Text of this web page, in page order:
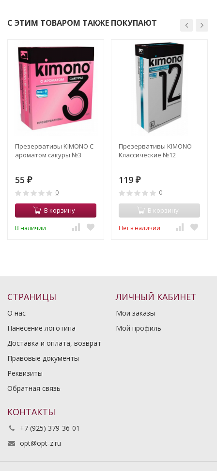
С ЭТИМ ТОВАРОМ ТАКЖЕ ПОКУПАЮТ
Презервативы KIMONO С
ароматом сакуры №3
55 ₽
0
В корзину
В наличии
Презервативы KIMONO
Классические №12
119 ₽
0
В корзину
Нет в наличии
СТРАНИЦЫ
О нас
Нанесение логотипа
Доставка и оплата, возврат
Правовые документы
Реквизиты
Обратная связь
ЛИЧНЫЙ КАБИНЕТ
Мои заказы
Мой профиль
КОНТАКТЫ
+7 (925) 379-36-01
opt@opt-z.ru